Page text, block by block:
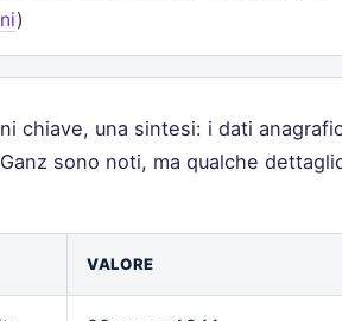
)
chiave, una sintesi: i dati
sono noti, ma qualche
VALORE